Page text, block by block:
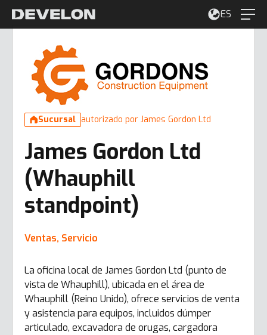
ES
Sucursal autorizado por James Gordon Ltd
James Gordon Ltd
(Whauphill
standpoint)
Ventas, Servicio
La oficina local de James Gordon Ltd (punto de
vista de Whauphill), ubicada en el área de
Whauphill (Reino Unido), ofrece servicios de venta
y asistencia para equipos, incluidos dúmper
articulado, excavadora de orugas, cargadora